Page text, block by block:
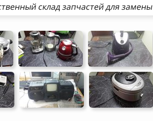
склад запчастей для замены